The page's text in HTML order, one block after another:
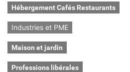
Hébergement Cafés Restaurants
Industries et PME
Maison et jardin
Professions libérales